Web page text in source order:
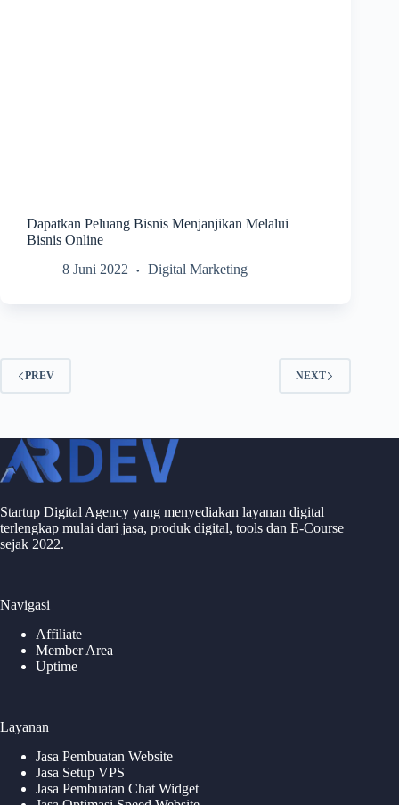
Dapatkan Peluang Bisnis Menjanjikan Melalui
Bisnis Online
8 Juni 2022
Digital Marketing
PREV NEXT
Startup Digital Agency yang menyediakan layanan digital
terlengkap mulai dari jasa, produk digital, tools dan E-Course
sejak 2022.
Navigasi
Affiliate
Member Area
Uptime
Layanan
Jasa Pembuatan Website
Jasa Setup VPS
Jasa Pembuatan Chat Widget